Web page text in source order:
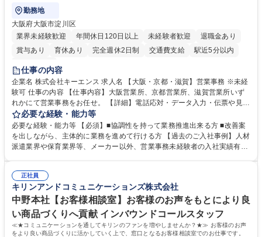
勤務地
大阪府大阪市淀川区
業界未経験歓迎
年間休日120日以上 未経験者歓迎
退職金あり
賞与あり
育休あり 完全週休2日制 交通費支給
駅近5分以内
土日祝休み
仕事の内容
企業名 株式会社キーエンス 求人名 【大阪・京都・滋賀】営業事務 ※未経
験可 仕事の内容 【仕事内容】大阪営業所、京都営業所、滋賀営業所いず
れかにて営業事務をお任せ。 【詳細】電話応対・データ入力・伝票や見積
の作成・カタログ送付・来客対応・営業所内で発生する事務業務や業務改
善をお任せ。 【教育制度】ご入社後、育成担当とペアになりながらOJTに
て業務を覚えていただくことが可能です。業務システムがきちんと構築さ
れているため、スムーズに仕事に慣れることができる環境です。また、
募集職種 【大阪・京都・滋賀】営業事務 ※未経験可
必要な経験・能力等
必要な経験・能力等 【必須】■協調性を持って業務推進出来る方 ■改善案
を出しながら、主体的に業務を進めて行ける方 【過去のご入社事例】人材
派遣業界や保育業界等、メーカー以外、営業事務未経験者の入社実績有
えて、お客様や社員の状況に合わせ、能動的なサポート、改善の動きも期
待され。組織を支えるスペシャリストとして、チームに貢献し、結果的に
社員から頼られる存在になることができます。平均19:30の退勤以降の業
務の持ち帰りも禁止されており、メリハリのある働き方となります。 学
歴・資格 学歴：大学院 大学 高専 短大 語学力： 資格：
正社員
キリンアンドコミュニケーションズ株式会社
中野本社【お客様相談室】お客様のお声をもとにより良
い商品づくりへ貢献 インバウンドコールスタッフ
≪★コミュニケーションを通してキリンのファンを増やしませんか？★≫ お客様のお声
をより良い商品づくりに活かしていく上で、窓口となるお客様相談室でのお仕事です。